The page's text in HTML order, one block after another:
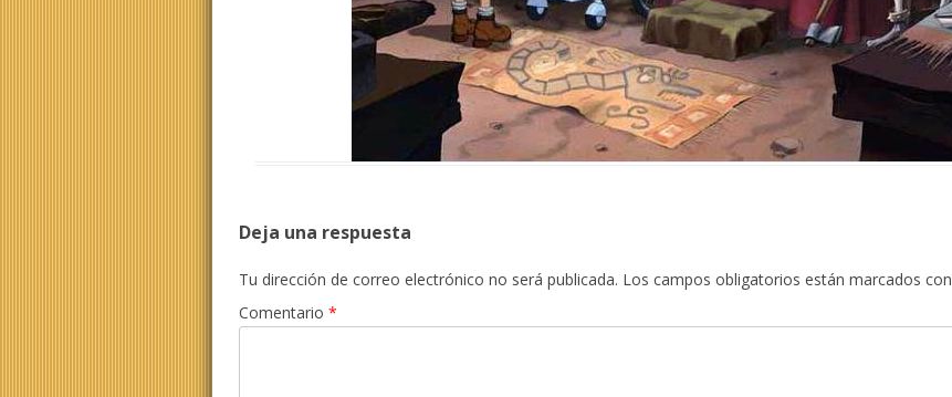
Deja una respuesta
Tu dirección de correo electrónico no será publicada. Los campos obligatorios están marcados con
Comentario *